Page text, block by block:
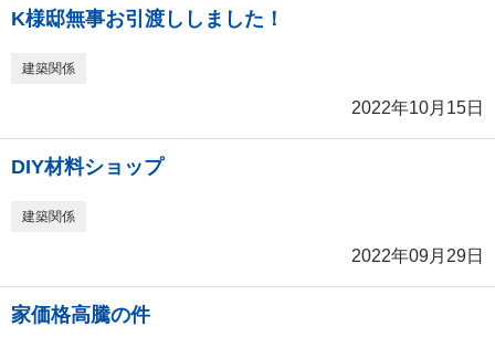
K様邸無事お引渡ししました！
建築関係
2022年10月15日
DIY材料ショップ
建築関係
2022年09月29日
家価格高騰の件